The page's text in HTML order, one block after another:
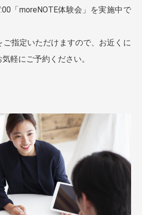
「moreNOTE体験会」を実施中で
ご指定いただけますので、お近くに
軽にご予約ください。